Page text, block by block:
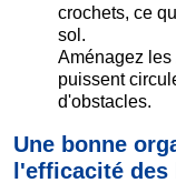
crochets, ce
sol.
Aménagez
puissent
d'obstacles.
Une bonne
l'efficacité